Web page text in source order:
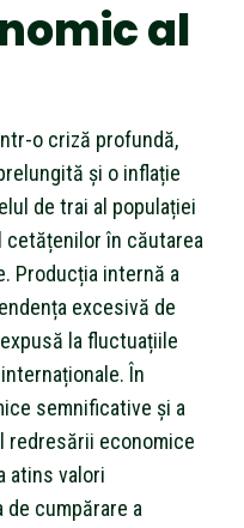
al
o criză profundă,
și o inflație
de trai al populației
cetățenilor în căutarea
Producția internă a
excesivă de
la fluctuațiile
În
semnificative și a
economice
atins valori
cumpărare a